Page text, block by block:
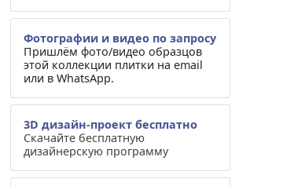
Фотографии и видео по запросу
Пришлём фото/видео образцов
этой коллекции плитки на email
или в WhatsApp.
3D дизайн-проект бесплатно
Скачайте бесплатную
дизайнерскую программу